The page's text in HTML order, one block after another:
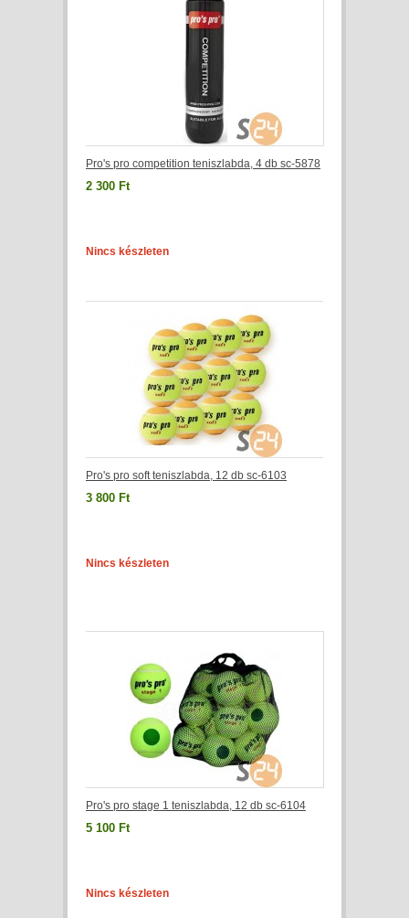
Pro's pro competition teniszlabda, 4 db sc-5878
2 300 Ft
Nincs készleten
Pro's pro soft teniszlabda, 12 db sc-6103
3 800 Ft
Nincs készleten
Pro's pro stage 1 teniszlabda, 12 db sc-6104
5 100 Ft
Nincs készleten